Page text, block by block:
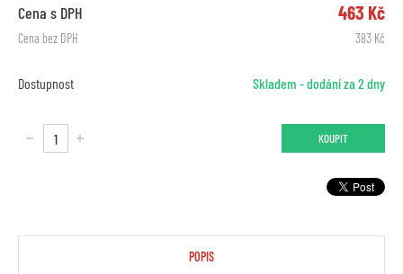
Cena s DPH 463 Kč
Cena bez DPH 383 Kč
Dostupnost Skladem - dodání za 2 dny
KOUPIT
POPIS